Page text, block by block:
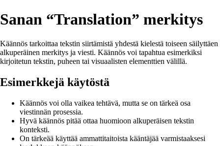
Sanan “Translation” merkitys
Käännös tarkoittaa tekstin siirtämistä yhdestä kielestä toiseen säilyttäen
alkuperäinen merkitys ja viesti. Käännös voi tapahtua esimerkiksi
kirjoitetun tekstin, puheen tai visuaalisten elementtien välillä.
Esimerkkejä käytöstä
Käännös voi olla vaikea tehtävä, mutta se on tärkeä osa
viestinnän prosessia.
Hyvä käännös pitää ottaa huomioon alkuperäisen tekstin
konteksti.
On tärkeää käyttää ammattitaitoista kääntäjää varmistaaksesi